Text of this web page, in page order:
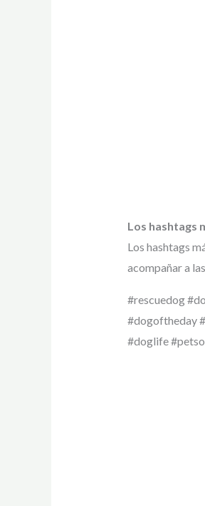
Los hashtags
Los hashtags
acompañar a
#rescuedog
#dogoftheday
#doglife